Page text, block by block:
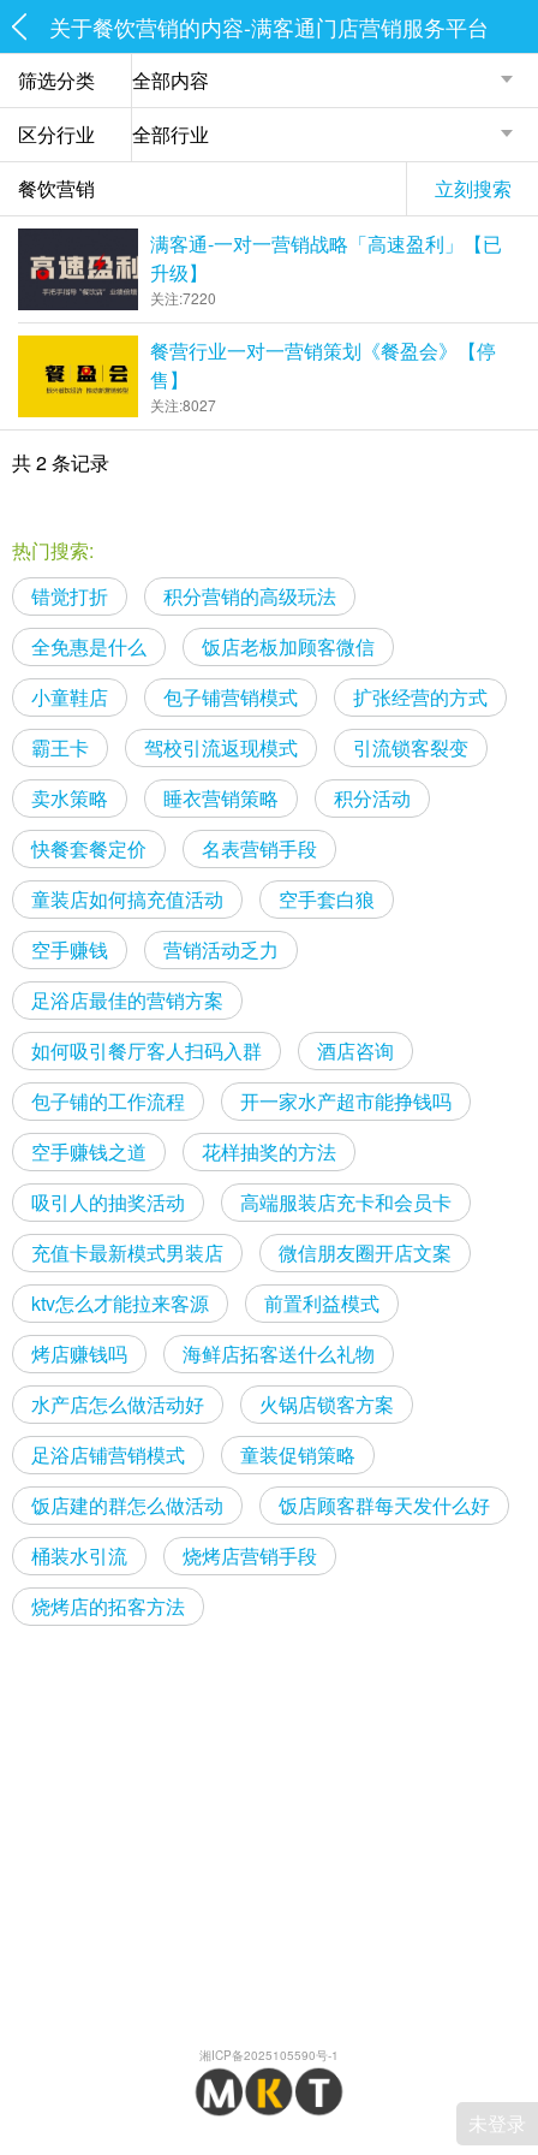
关于餐饮营销的内容-满客通门店营销服务平台
筛选分类
区分行业
立刻搜索
满客通-一对一营销战略「高速盈利」【已
升级】
关注:7220
餐营行业一对一营销策划《餐盈会》【停
售】
关注:8027
共 2 条记录
热门搜索:
错觉打折
积分营销的高级玩法
全免惠是什么
饭店老板加顾客微信
小童鞋店
包子铺营销模式
扩张经营的方式
霸王卡
驾校引流返现模式
引流锁客裂变
卖水策略
睡衣营销策略
积分活动
快餐套餐定价
名表营销手段
童装店如何搞充值活动
空手套白狼
空手赚钱
营销活动乏力
足浴店最佳的营销方案
如何吸引餐厅客人扫码入群
酒店咨询
包子铺的工作流程
开一家水产超市能挣钱吗
空手赚钱之道
花样抽奖的方法
吸引人的抽奖活动
高端服装店充卡和会员卡
充值卡最新模式男装店
微信朋友圈开店文案
ktv怎么才能拉来客源
前置利益模式
烤店赚钱吗
海鲜店拓客送什么礼物
水产店怎么做活动好
火锅店锁客方案
足浴店铺营销模式
童装促销策略
饭店建的群怎么做活动
饭店顾客群每天发什么好
桶装水引流
烧烤店营销手段
烧烤店的拓客方法
湘ICP备2025105590号-1
未登录